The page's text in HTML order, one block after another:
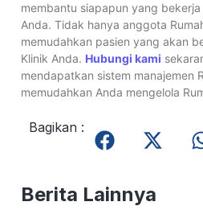
membantu siapapun yang
Anda. Tidak hanya anggota
memudahkan pasien yang akan
Klinik Anda. Hubungi kami
mendapatkan sistem manajemen
memudahkan Anda mengelola
Bagikan :
Berita Lainnya